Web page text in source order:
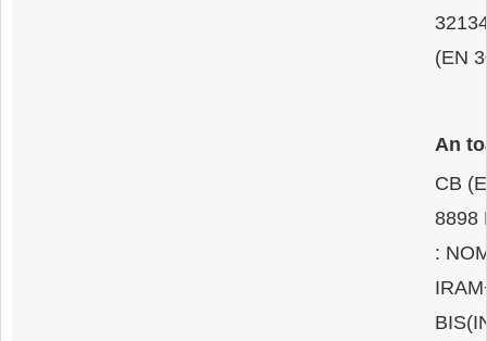
(EN
An
CB
8898
: